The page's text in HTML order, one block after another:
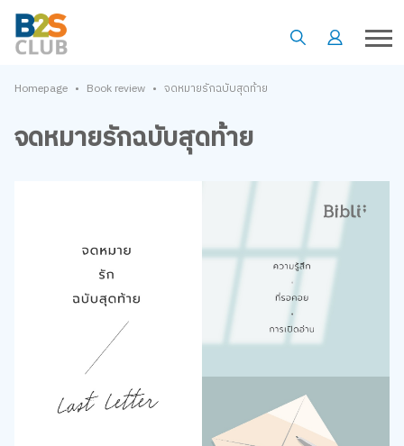
Homepage • Book review • จดหมายรักฉบับสุดท้าย
จดหมายรักฉบับสุดท้าย